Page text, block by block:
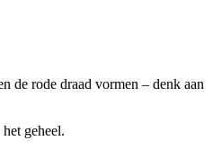
de rode draad vormen – denk aan
geheel.